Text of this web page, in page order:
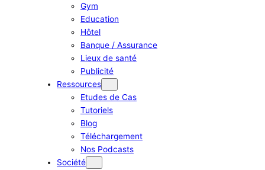
Gym
Education
Hôtel
Banque / Assurance
Lieux de santé
Publicité
Ressources
Etudes de Cas
Tutoriels
Blog
Téléchargement
Nos Podcasts
Société